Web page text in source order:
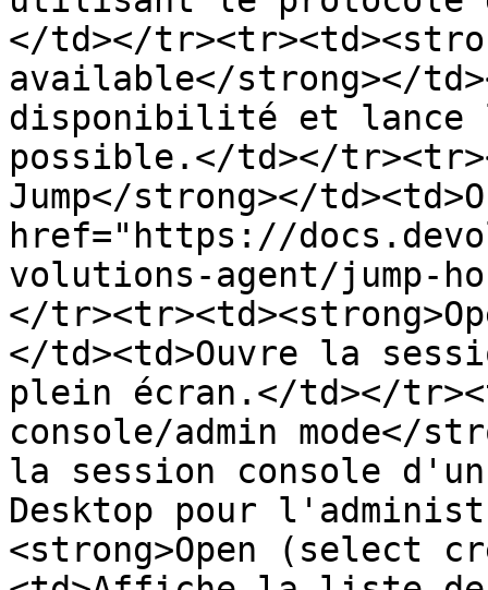
</td></
available</strong></
disponibilité et lance
possible.</td></
Jump</strong></
href="https://
volutions-agent/jump-
</
</td><td>Ouvre la
plein écran.</td></
console/admin mode</
la session console
Desktop pour
<strong>Open (select